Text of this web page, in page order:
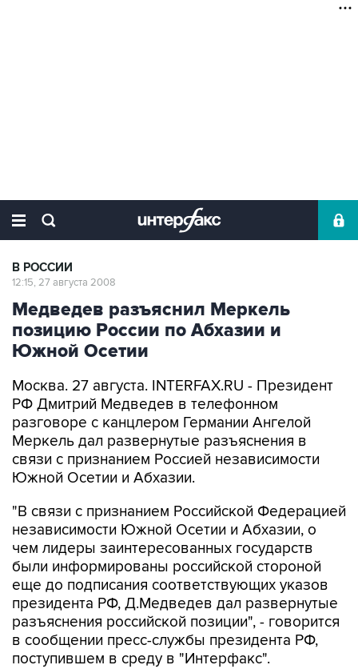
В РОССИИ
12:15, 27 августа 2008
Медведев разъяснил Меркель
позицию России по Абхазии и
Южной Осетии
Москва. 27 августа. INTERFAX.RU - Президент
РФ Дмитрий Медведев в телефонном
разговоре с канцлером Германии Ангелой
Меркель дал развернутые разъяснения в
связи с признанием Россией независимости
Южной Осетии и Абхазии.
"В связи с признанием Российской Федерацией
независимости Южной Осетии и Абхазии, о
чем лидеры заинтересованных государств
были информированы российской стороной
еще до подписания соответствующих указов
президента РФ, Д.Медведев дал развернутые
разъяснения российской позиции", - говорится
в сообщении пресс-службы президента РФ,
поступившем в среду в "Интерфакс".